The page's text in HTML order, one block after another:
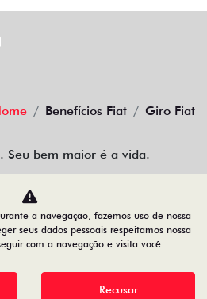
Benefícios Fiat Giro Fiat
Seu bem maior é a vida.
® Direitos Reservados.
a navegação, fazemos uso de nossa
seus dados pessoais respeitamos nossa
com a navegação e visita você
Recusar